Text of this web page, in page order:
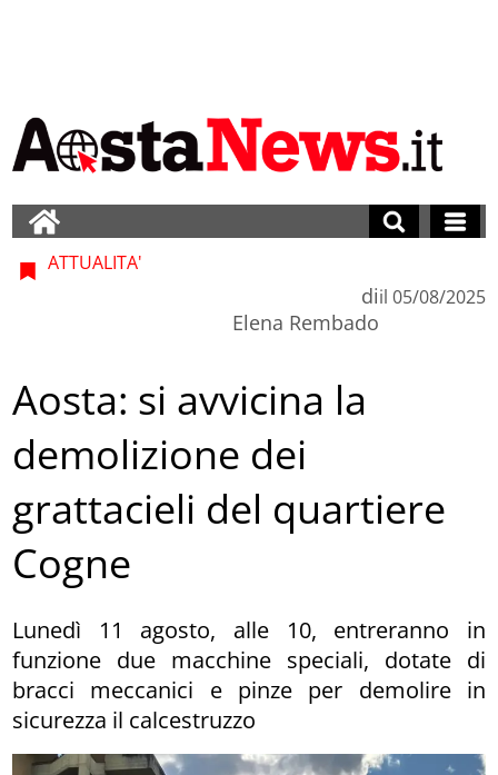
ATTUALITA'
di
Elena Rembado
il 05/08/2025
Aosta: si avvicina la
demolizione dei
grattacieli del quartiere
Cogne
Lunedì 11 agosto, alle 10, entreranno in
funzione due macchine speciali, dotate di
bracci meccanici e pinze per demolire in
sicurezza il calcestruzzo